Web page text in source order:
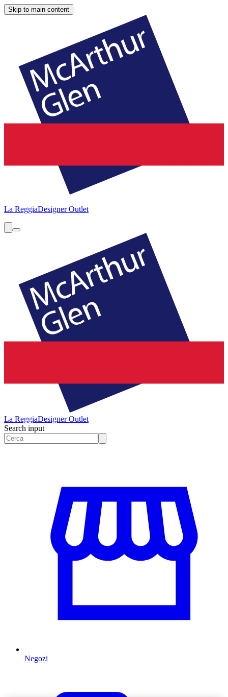
Skip to main content
La ReggiaDesigner Outlet
La ReggiaDesigner Outlet
Search input
Negozi